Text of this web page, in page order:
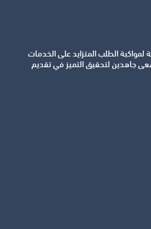
الطلب المتزايد على الخدمات
جاهدين لتحقيق التميز في تقديم